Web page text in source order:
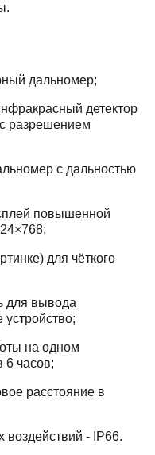
дальномер;
детектор
разрешением
с дальностью
повышенной
для чёткого
для вывода
на одном
6 часов;
расстояние в
воздействий - IP66.